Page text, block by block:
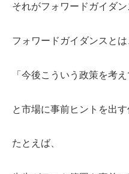
それがフォワードガイダン
フォワードガイダンスとは
「今後こういう政策を考え
と市場に事前ヒントを出す
たとえば、